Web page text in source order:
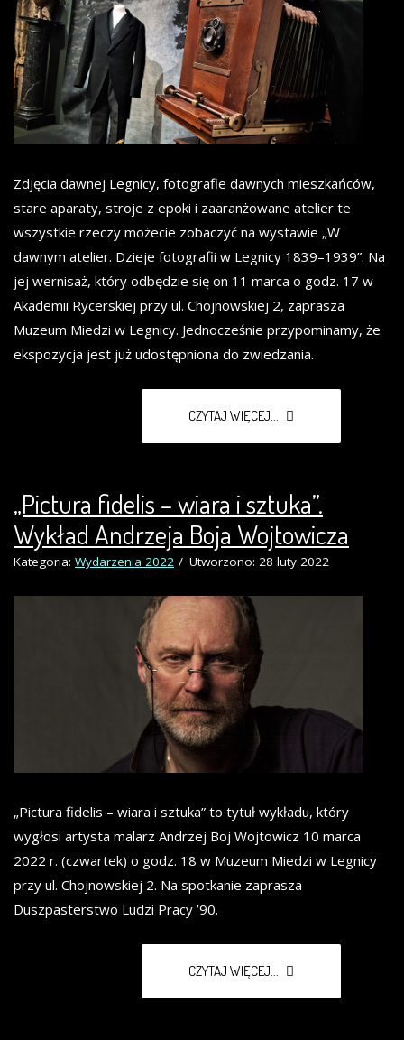
Zdjęcia dawnej Legnicy, fotografie dawnych mieszkańców,
stare aparaty, stroje z epoki i zaaranżowane atelier te
wszystkie rzeczy możecie zobaczyć na wystawie „W
dawnym atelier. Dzieje fotografii w Legnicy 1839–1939”. Na
jej wernisaż, który odbędzie się on 11 marca o godz. 17 w
Akademii Rycerskiej przy ul. Chojnowskiej 2, zaprasza
Muzeum Miedzi w Legnicy. Jednocześnie przypominamy, że
ekspozycja jest już udostępniona do zwiedzania.
CZYTAJ WIĘCEJ...
„Pictura fidelis – wiara i sztuka”.
Wykład Andrzeja Boja Wojtowicza
Kategoria: Wydarzenia 2022 Utworzono: 28 luty 2022
„Pictura fidelis – wiara i sztuka” to tytuł wykładu, który
wygłosi artysta malarz Andrzej Boj Wojtowicz 10 marca
2022 r. (czwartek) o godz. 18 w Muzeum Miedzi w Legnicy
przy ul. Chojnowskiej 2. Na spotkanie zaprasza
Duszpasterstwo Ludzi Pracy ’90.
CZYTAJ WIĘCEJ...